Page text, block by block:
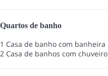
Quartos de banho
1 Casa de banho com banheira
2 Casa de banhos com chuveiro